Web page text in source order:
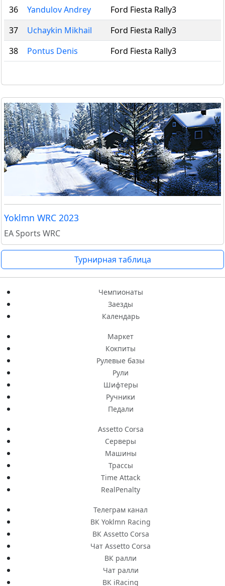
36
Yandulov Andrey
Ford Fiesta Rally3
37
Uchaykin Mikhail
Ford Fiesta Rally3
38
Pontus Denis Ford Fiesta Rally3
Yoklmn WRC 2023
EA Sports WRC
Турнирная таблица
Чемпионаты
Заезды
Календарь
Маркет
Кокпиты
Рулевые базы
Рули
Шифтеры
Ручники
Педали
Assetto Corsa
Серверы
Машины
Трассы
Time Attack
RealPenalty
Телеграм канал
ВК Yoklmn Racing
ВК Assetto Corsa
Чат Assetto Corsa
ВК ралли
Чат ралли
ВК iRacing